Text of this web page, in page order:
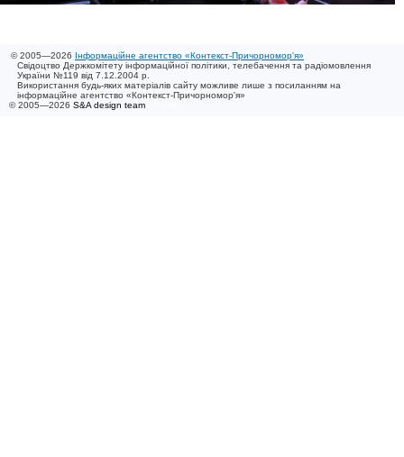
© 2005—2026 Інформаційне агентство «Контекст-Причорномор'я»
Свідоцтво Держкомітету інформаційної політики, телебачення та радіомовлення
України №119 від 7.12.2004 р.
Використання будь-яких матеріалів сайту можливе лише з посиланням на
інформаційне агентство «Контекст-Причорномор'я»
© 2005—2026 S&A design team